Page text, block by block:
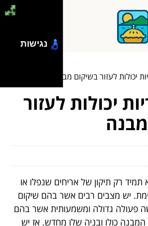
יכולות לעזור בשיקום מבנה
יכולות לעזור
רק תיקון של אריחים שנפלו או
יש מצבים רבים אשר בהם שיקום
פעולה גדולה ומשמעותית אשר בהם
כולו ובניה שלו מחדש. אז יש
נגישות